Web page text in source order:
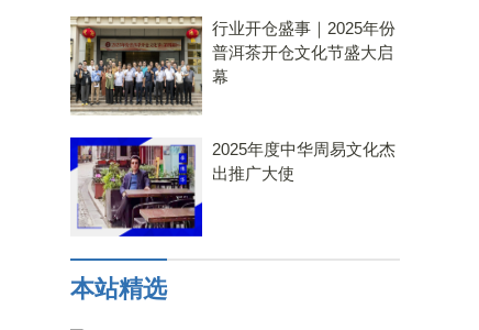
行业开仓盛事｜2025年份
普洱茶开仓文化节盛大启
幕
2025年度中华周易文化杰
出推广大使
本站精选